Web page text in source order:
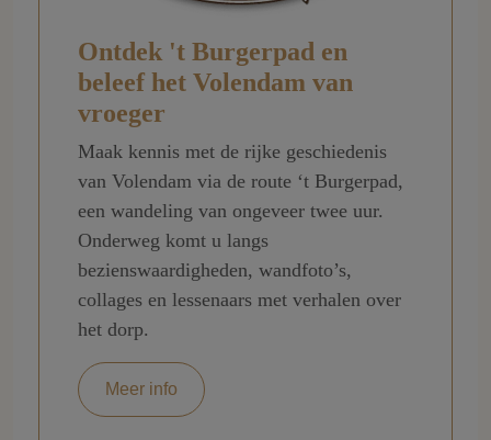
Ontdek 't Burgerpad en
beleef het Volendam van
vroeger
Maak kennis met de rijke geschiedenis
van Volendam via de route ‘t Burgerpad,
een wandeling van ongeveer twee uur.
Onderweg komt u langs
bezienswaardigheden, wandfoto’s,
collages en lessenaars met verhalen over
het dorp.
Meer info